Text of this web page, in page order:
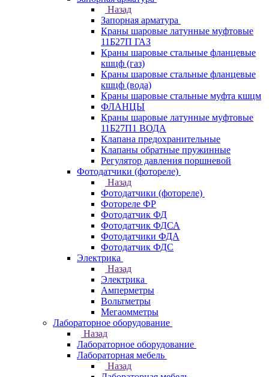
Назад
Запорная арматура
Краны шаровые латунные муфтовые
11Б27П ГАЗ
Краны шаровые стальные фланцевые
кшцф (газ)
Краны шаровые стальные фланцевые
кшцф (вода)
Краны шаровые стальные муфта кшцм
ФЛАНЦЫ
Краны шаровые латунные муфтовые
11Б27П1 ВОДА
Клапана предохранительные
Клапаны обратные пружинные
Регулятор давления поршневой
Фотодатчики (фотореле)
Назад
Фотодатчики (фотореле)
Фотореле ФР
Фотодатчик ФД
Фотодатчик ФДСА
Фотодатчики ФДА
Фотодатчик ФДС
Электрика
Назад
Электрика
Амперметры
Вольтметры
Мегаомметры
Лабораторное оборудование
Назад
Лабораторное оборудование
Лабораторная мебель
Назад